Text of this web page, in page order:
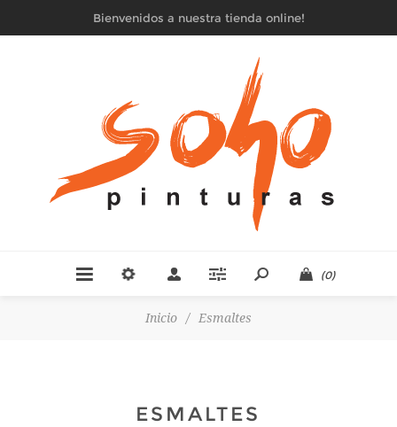
Bienvenidos a nuestra tienda online!
(0)
Inicio / Esmaltes
ESMALTES